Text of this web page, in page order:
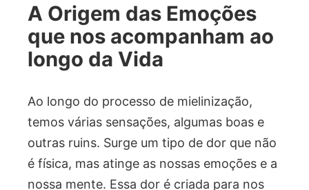
A Origem das Emoções
que nos acompanham ao
longo da Vida
Ao longo do processo de mielinização,
temos várias sensações, algumas boas e
outras ruins. Surge um tipo de dor que não
é física, mas atinge as nossas emoções e a
nossa mente. Essa dor é criada para nos